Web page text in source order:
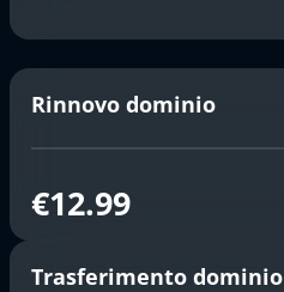
Rinnovo dominio
€12.99
Trasferimento dominio